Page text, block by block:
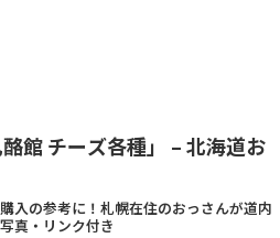
館 チーズ各種」 – 北海道お
入の参考に！札幌在住のおっさんが道内
真・リンク付き